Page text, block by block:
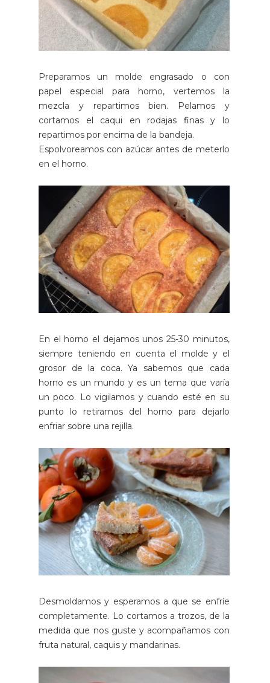
Preparamos un molde engrasado o con
papel especial para horno, vertemos la
mezcla y repartimos bien. Pelamos y
cortamos el caqui en rodajas finas y lo
repartimos por encima de la bandeja.
Espolvoreamos con azúcar antes de meterlo
en el horno.
En el horno el dejamos unos 25-30 minutos,
siempre teniendo en cuenta el molde y el
grosor de la coca. Ya sabemos que cada
horno es un mundo y es un tema que varía
un poco. Lo vigilamos y cuando esté en su
punto lo retiramos del horno para dejarlo
enfriar sobre una rejilla.
Desmoldamos y esperamos a que se enfríe
completamente. Lo cortamos a trozos, de la
medida que nos guste y acompañamos con
fruta natural, caquis y mandarinas.